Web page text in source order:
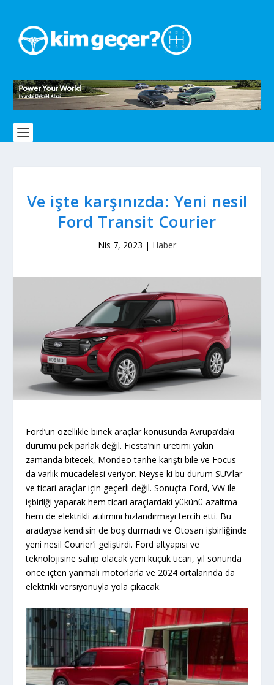
Ve işte karşınızda: Yeni nesil
Ford Transit Courier
Nis 7, 2023 | Haber
Ford’un özellikle binek araçlar konusunda Avrupa’daki
durumu pek parlak değil. Fiesta’nın üretimi yakın
zamanda bitecek, Mondeo tarihe karıştı bile ve Focus
da varlık mücadelesi veriyor. Neyse ki bu durum SUV’lar
ve ticari araçlar için geçerli değil. Sonuçta Ford, VW ile
işbirliği yaparak hem ticari araçlardaki yükünü azaltma
hem de elektrikli atılımını hızlandırmayı tercih etti. Bu
aradaysa kendisin de boş durmadı ve Otosan işbirliğinde
yeni nesil Courier’i geliştirdi. Ford altyapısı ve
teknolojisine sahip olacak yeni küçük ticari, yıl sonunda
önce içten yanmalı motorlarla ve 2024 ortalarında da
elektrikli versiyonuyla yola çıkacak.